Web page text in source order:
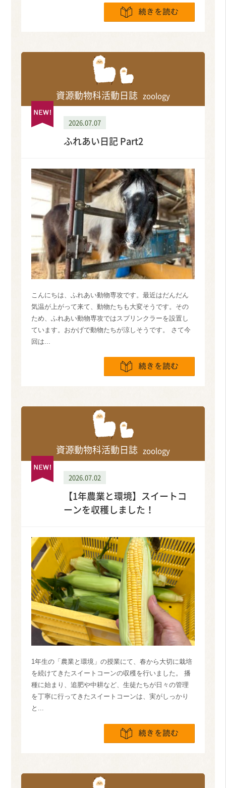
資源動物科活動日誌 zoology
2026.07.07
ふれあい日記 Part2
こんにちは、ふれあい動物専攻です。最近はだんだん
気温が上がって来て、動物たちも大変そうです。その
ため、ふれあい動物専攻ではスプリンクラーを設置し
ています。おかげで動物たちが涼しそうです。 さて今
回は...
資源動物科活動日誌 zoology
2026.07.02
【1年農業と環境】スイートコ
ーンを収穫しました！
1年生の「農業と環境」の授業にて、春から大切に栽培
を続けてきたスイートコーンの収穫を行いました。 播
種に始まり、追肥や中耕など、生徒たちが日々の管理
を丁寧に行ってきたスイートコーンは、実がしっかり
と...